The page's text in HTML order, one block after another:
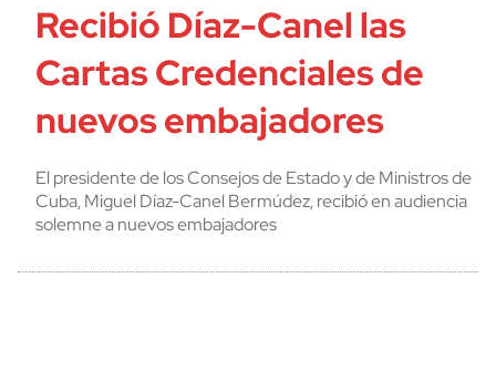
Recibió Díaz-Canel las
Cartas Credenciales de
nuevos embajadores
El presidente de los Consejos de Estado y de Ministros de
Cuba, Miguel Díaz-Canel Bermúdez, recibió en audiencia
solemne a nuevos embajadores